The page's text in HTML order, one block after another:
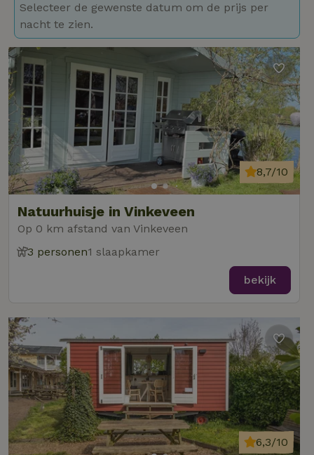
Selecteer de gewenste datum om de prijs per
nacht te zien.
Natuurhuisje in Vinkeveen
Op 0 km afstand van Vinkeveen
8,7/10
3 personen1 slaapkamer
bekijk
6,3/10